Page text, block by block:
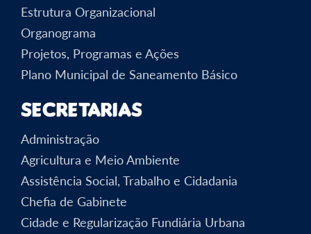
Estrutura Organizacional
Organograma
Projetos, Programas e Ações
Plano Municipal de Saneamento Básico
Secretarias
Administração
Agricultura e Meio Ambiente
Assistência Social, Trabalho e Cidadania
Chefia de Gabinete
Cidade e Regularização Fundiária Urbana